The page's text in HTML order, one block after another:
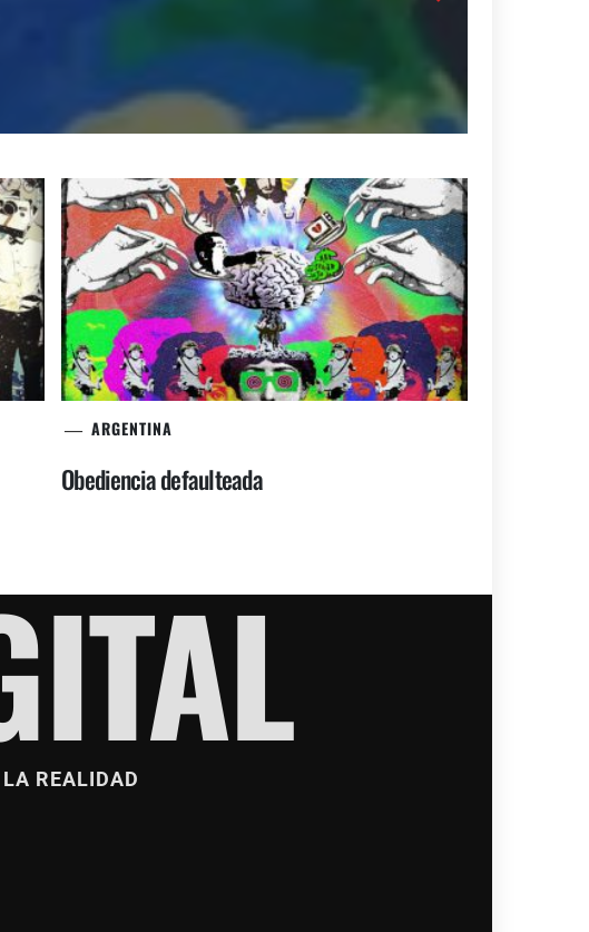
ARGENTINA
Obediencia defaulteada
REALIDAD